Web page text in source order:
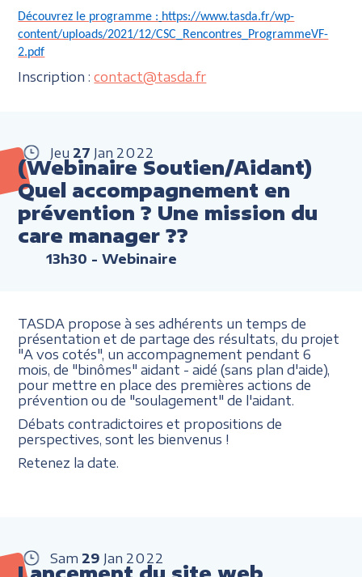
Découvrez le programme : https://www.tasda.fr/wp-
content/uploads/2021/12/CSC_Rencontres_ProgrammeVF-
2.pdf
Inscription :contact@tasda.fr
Jeu 27 Jan 2022
(Webinaire Soutien/Aidant)
Quel accompagnement en
prévention ? Une mission du
care manager ??
13h30 - Webinaire
TASDA propose à ses adhérents un temps de
présentation et de partage des résultats, du projet
"A vos cotés", un accompagnement pendant 6
mois, de "binômes" aidant - aidé (sans plan d'aide),
pour mettre en place des premières actions de
prévention ou de "soulagement" de l'aidant.
Débats contradictoires et propositions de
perspectives, sont les bienvenus !
Retenez la date.
Sam 29 Jan 2022